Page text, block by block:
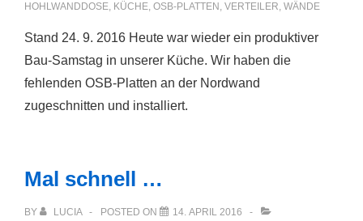
HOHLWANDDOSE, KÜCHE, OSB-PLATTEN , VERTEILER, WÄNDE
Stand 24. 9. 2016 Heute war wieder ein produktiver
Bau-Samstag in unserer Küche. Wir haben die
fehlenden OSB-Platten an der Nordwand
zugeschnitten und installiert.
Mal schnell …
BY LUCIA POSTED ON
14. APRIL 2016